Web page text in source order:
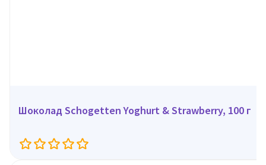
Шоколад Schogetten Yoghurt & Strawberry, 100 г